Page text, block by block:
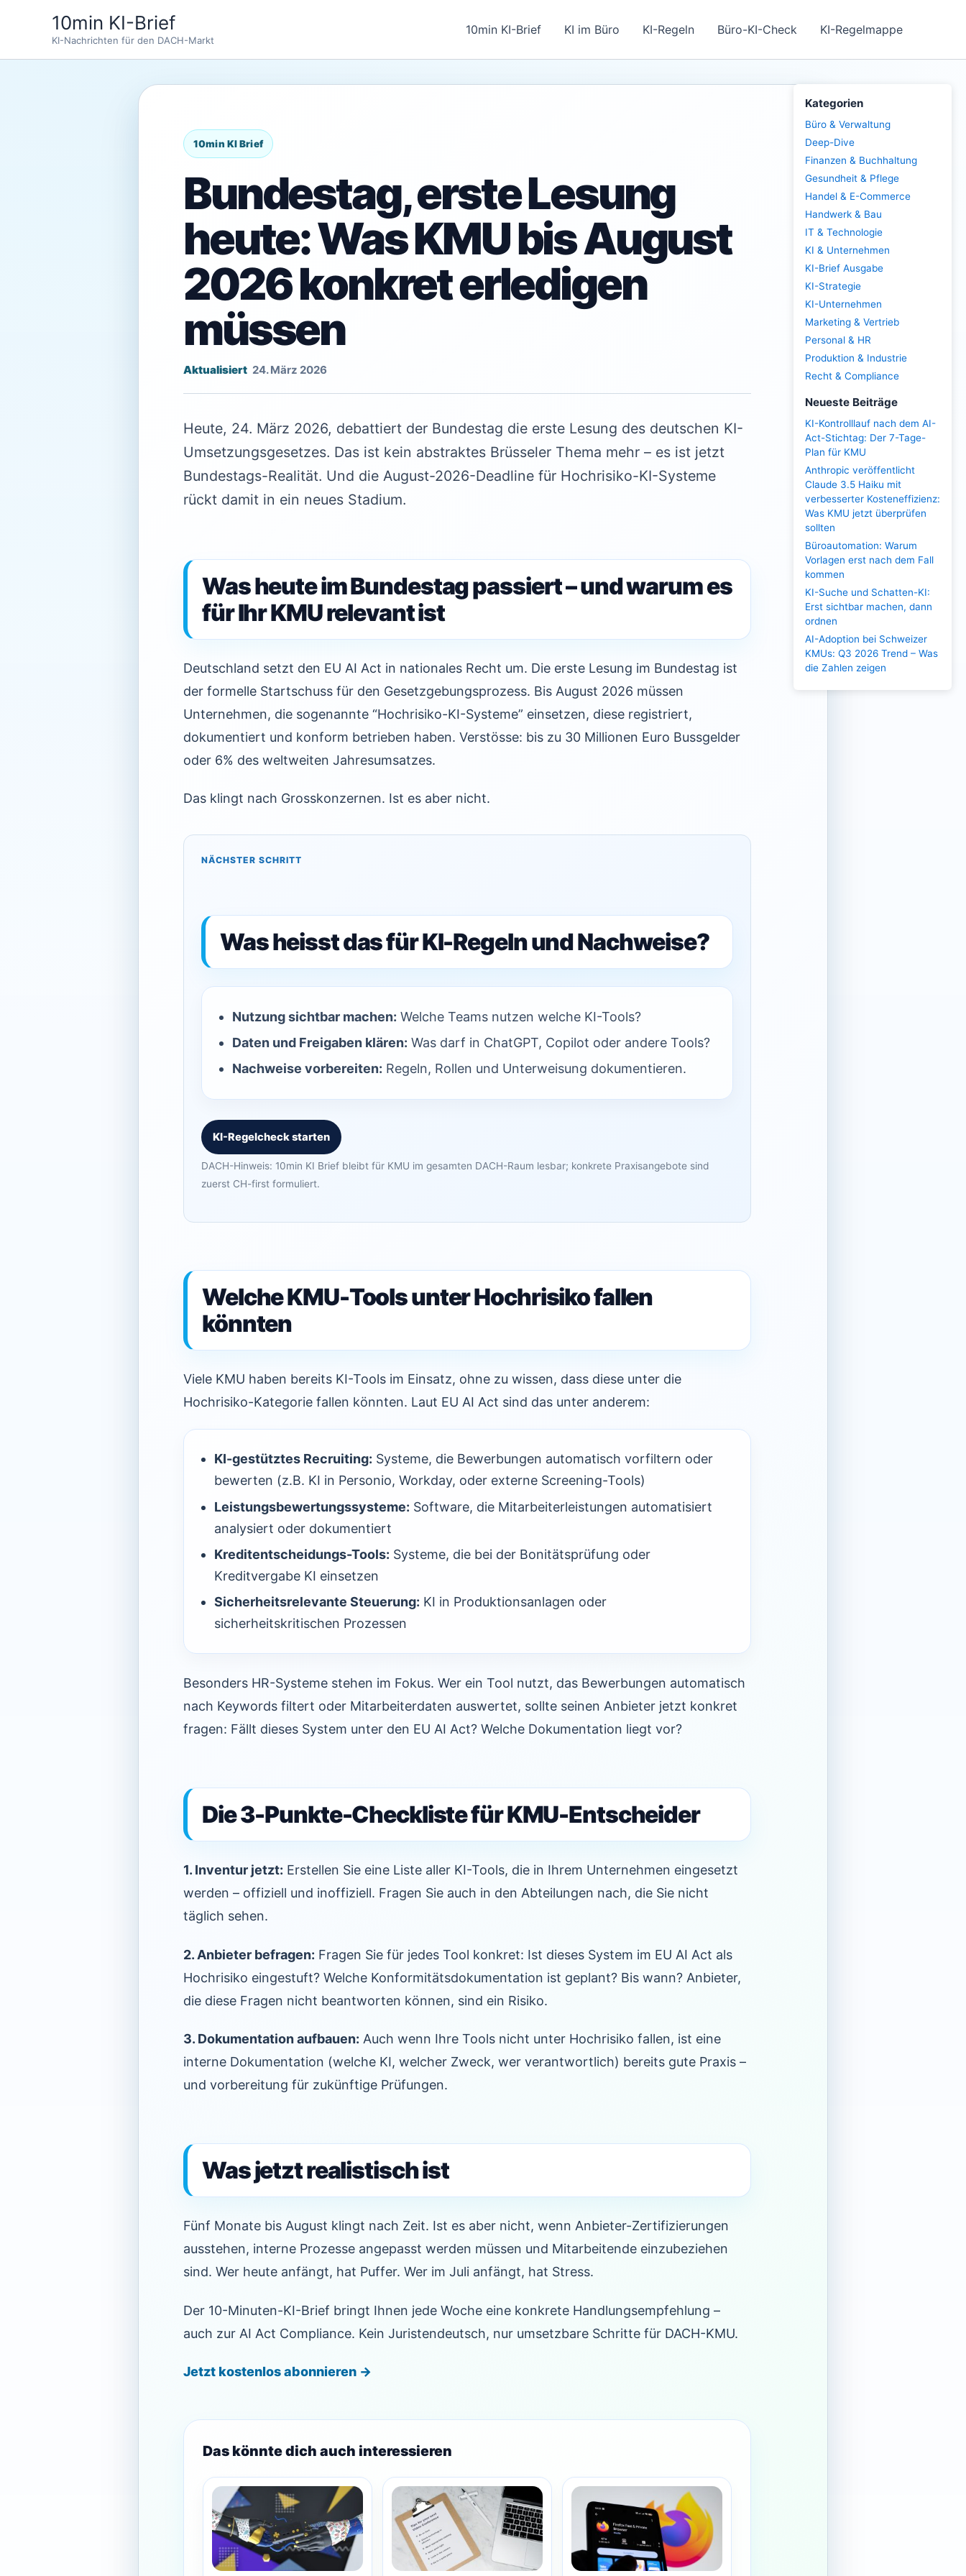
10min KI-Brief
KI-Nachrichten für den DACH-Markt
10min KI-Brief KI im Büro KI-Regeln Büro-KI-Check KI-Regelmappe
Bundestag, erste Lesung
heute: Was KMU bis August
2026 konkret erledigen
müssen
24. März 2026
Heute, 24. März 2026, debattiert der Bundestag die erste Lesung des deutschen KI-
Umsetzungsgesetzes. Das ist kein abstraktes Brüsseler Thema mehr – es ist jetzt
Bundestags-Realität. Und die August-2026-Deadline für Hochrisiko-KI-Systeme
rückt damit in ein neues Stadium.
Was heute im Bundestag passiert – und warum es
für Ihr KMU relevant ist
Deutschland setzt den EU AI Act in nationales Recht um. Die erste Lesung im Bundestag ist
der formelle Startschuss für den Gesetzgebungsprozess. Bis August 2026 müssen
Unternehmen, die sogenannte “Hochrisiko-KI-Systeme” einsetzen, diese registriert,
dokumentiert und konform betrieben haben. Verstösse: bis zu 30 Millionen Euro Bussgelder
oder 6% des weltweiten Jahresumsatzes.
Das klingt nach Grosskonzernen. Ist es aber nicht.
NÄCHSTER SCHRITT
Was heisst das für KI-Regeln und Nachweise?
Nutzung sichtbar machen: Welche Teams nutzen welche KI-Tools?
Daten und Freigaben klären: Was darf in ChatGPT, Copilot oder andere Tools?
Nachweise vorbereiten: Regeln, Rollen und Unterweisung dokumentieren.
KI-Regelcheck starten
DACH-Hinweis: 10min KI Brief bleibt für KMU im gesamten DACH-Raum lesbar; konkrete Praxisangebote sind
zuerst CH-first formuliert.
Welche KMU-Tools unter Hochrisiko fallen
könnten
Viele KMU haben bereits KI-Tools im Einsatz, ohne zu wissen, dass diese unter die
Hochrisiko-Kategorie fallen könnten. Laut EU AI Act sind das unter anderem:
KI-gestütztes Recruiting: Systeme, die Bewerbungen automatisch vorfiltern oder
bewerten (z.B. KI in Personio, Workday, oder externe Screening-Tools)
Leistungsbewertungssysteme: Software, die Mitarbeiterleistungen automatisiert
analysiert oder dokumentiert
Kreditentscheidungs-Tools: Systeme, die bei der Bonitätsprüfung oder
Kreditvergabe KI einsetzen
Sicherheitsrelevante Steuerung: KI in Produktionsanlagen oder
sicherheitskritischen Prozessen
Besonders HR-Systeme stehen im Fokus. Wer ein Tool nutzt, das Bewerbungen automatisch
nach Keywords filtert oder Mitarbeiterdaten auswertet, sollte seinen Anbieter jetzt konkret
fragen: Fällt dieses System unter den EU AI Act? Welche Dokumentation liegt vor?
Die 3-Punkte-Checkliste für KMU-Entscheider
1. Inventur jetzt: Erstellen Sie eine Liste aller KI-Tools, die in Ihrem Unternehmen eingesetzt
werden – offiziell und inoffiziell. Fragen Sie auch in den Abteilungen nach, die Sie nicht
täglich sehen.
2. Anbieter befragen: Fragen Sie für jedes Tool konkret: Ist dieses System im EU AI Act als
Hochrisiko eingestuft? Welche Konformitätsdokumentation ist geplant? Bis wann? Anbieter,
die diese Fragen nicht beantworten können, sind ein Risiko.
3. Dokumentation aufbauen: Auch wenn Ihre Tools nicht unter Hochrisiko fallen, ist eine
interne Dokumentation (welche KI, welcher Zweck, wer verantwortlich) bereits gute Praxis –
und vorbereitung für zukünftige Prüfungen.
Was jetzt realistisch ist
Fünf Monate bis August klingt nach Zeit. Ist es aber nicht, wenn Anbieter-Zertifizierungen
ausstehen, interne Prozesse angepasst werden müssen und Mitarbeitende einzubeziehen
sind. Wer heute anfängt, hat Puffer. Wer im Juli anfängt, hat Stress.
Der 10-Minuten-KI-Brief bringt Ihnen jede Woche eine konkrete Handlungsempfehlung –
auch zur AI Act Compliance. Kein Juristendeutsch, nur umsetzbare Schritte für DACH-KMU.
Jetzt kostenlos abonnieren →
Das könnte dich auch interessieren
Kategorien
Büro & Verwaltung
Deep-Dive
Finanzen & Buchhaltung
Gesundheit & Pflege
Handel & E-Commerce
Handwerk & Bau
IT & Technologie
KI & Unternehmen
KI-Brief Ausgabe
KI-Strategie
KI-Unternehmen
Marketing & Vertrieb
Personal & HR
Produktion & Industrie
Recht & Compliance
Neueste Beiträge
KI-Kontrolllauf nach dem AI-
Act-Stichtag: Der 7-Tage-
Plan für KMU
Anthropic veröffentlicht
Claude 3.5 Haiku mit
verbesserter Kosteneffizienz:
Was KMU jetzt überprüfen
sollten
Büroautomation: Warum
Vorlagen erst nach dem Fall
kommen
KI-Suche und Schatten-KI:
Erst sichtbar machen, dann
ordnen
AI-Adoption bei Schweizer
KMUs: Q3 2026 Trend – Was
die Zahlen zeigen